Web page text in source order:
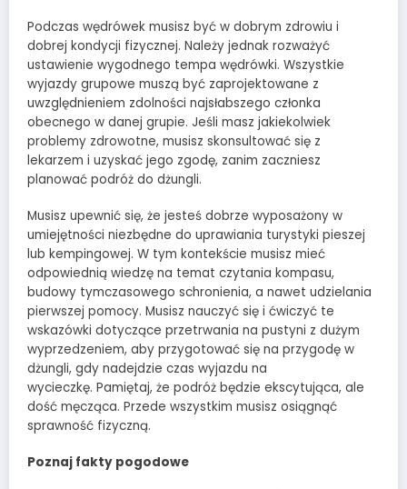
Podczas wędrówek musisz być w dobrym zdrowiu i
dobrej kondycji fizycznej. Należy jednak rozważyć
ustawienie wygodnego tempa wędrówki. Wszystkie
wyjazdy grupowe muszą być zaprojektowane z
uwzględnieniem zdolności najsłabszego członka
obecnego w danej grupie. Jeśli masz jakiekolwiek
problemy zdrowotne, musisz skonsultować się z
lekarzem i uzyskać jego zgodę, zanim zaczniesz
planować podróż do dżungli.
Musisz upewnić się, że jesteś dobrze wyposażony w
umiejętności niezbędne do uprawiania turystyki pieszej
lub kempingowej. W tym kontekście musisz mieć
odpowiednią wiedzę na temat czytania kompasu,
budowy tymczasowego schronienia, a nawet udzielania
pierwszej pomocy. Musisz nauczyć się i ćwiczyć te
wskazówki dotyczące przetrwania na pustyni z dużym
wyprzedzeniem, aby przygotować się na przygodę w
dżungli, gdy nadejdzie czas wyjazdu na
wycieczkę. Pamiętaj, że podróż będzie ekscytująca, ale
dość męcząca. Przede wszystkim musisz osiągnąć
sprawność fizyczną.
Poznaj fakty pogodowe